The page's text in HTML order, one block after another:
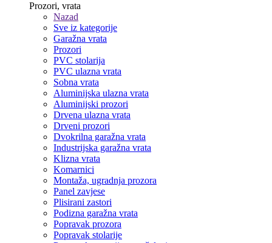
Prozori, vrata
Nazad
Sve iz kategorije
Garažna vrata
Prozori
PVC stolarija
PVC ulazna vrata
Sobna vrata
Aluminijska ulazna vrata
Aluminijski prozori
Drvena ulazna vrata
Drveni prozori
Dvokrilna garažna vrata
Industrijska garažna vrata
Klizna vrata
Komarnici
Montaža, ugradnja prozora
Panel zavjese
Plisirani zastori
Podizna garažna vrata
Popravak prozora
Popravak stolarije